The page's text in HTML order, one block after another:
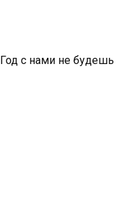
с нами не будешь